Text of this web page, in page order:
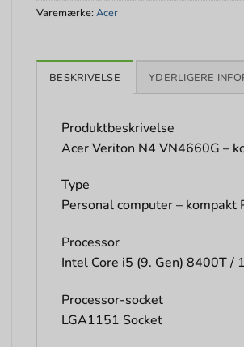
Varemærke:Acer
BESKRIVELSE YDERLIGERE
Produktbeskrivelse
Acer Veriton N4 VN4660G –
Type
Personal computer – kompakt
Processor
Intel Core i5 (9. Gen) 8400T /
Processor-socket
LGA1151 Socket